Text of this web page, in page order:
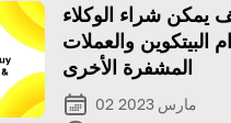
يمكن شراء الوكلاء
البيتكوين والعملات
المشفرة الأخرى
02 مارس 2023